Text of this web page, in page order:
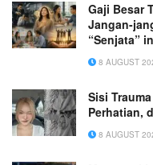
Gaji Besar
Jangan-
“Senjata”
8 AUGUST
Sisi
Perhatian,
8 AUGUST